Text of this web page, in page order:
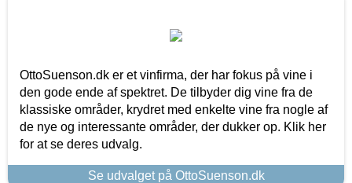
OttoSuenson.dk er et vinfirma, der har fokus på vine i
den gode ende af spektret. De tilbyder dig vine fra de
klassiske områder, krydret med enkelte vine fra nogle af
de nye og interessante områder, der dukker op. Klik her
for at se deres udvalg.
Se udvalget på OttoSuenson.dk